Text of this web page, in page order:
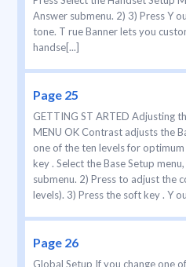
Answer submenu. 2) 3) Press Y
tone. T rue Banner lets you
handse[...]
Page 25
GETTING ST ARTED Adjusting
MENU OK Contrast adjusts the
one of the ten levels for
key . Select the Base Setup
submenu. 2) Press to adjust the
levels). 3) Press the soft key . Y
Page 26
Global Setup If you change one